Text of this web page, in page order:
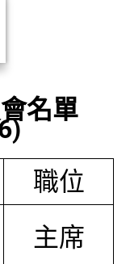
名單
職位
主席